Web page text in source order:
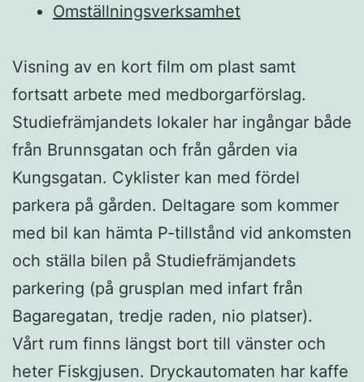
Omställningsverksamhet
Visning av en kort film om plast samt
fortsatt arbete med medborgarförslag.
Studiefrämjandets lokaler har ingångar både
från Brunnsgatan och från gården via
Kungsgatan. Cyklister kan med fördel
parkera på gården. Deltagare som kommer
med bil kan hämta P-tillstånd vid ankomsten
och ställa bilen på Studiefrämjandets
parkering (på grusplan med infart från
Bagaregatan, tredje raden, nio platser).
Vårt rum finns längst bort till vänster och
heter Fiskgjusen. Dryckautomaten har kaffe